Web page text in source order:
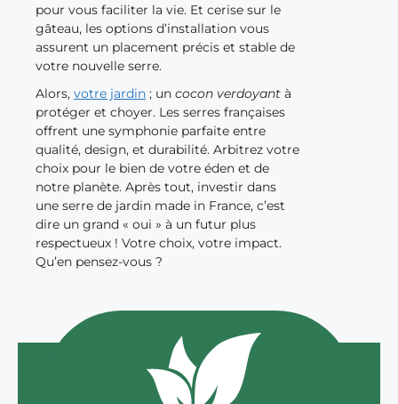
pour vous faciliter la vie. Et cerise sur le
gâteau, les options d’installation vous
assurent un placement précis et stable de
votre nouvelle serre.
Alors, votre jardin ; un cocon verdoyant à
protéger et choyer. Les serres françaises
offrent une symphonie parfaite entre
qualité, design, et durabilité. Arbitrez votre
choix pour le bien de votre éden et de
notre planète. Après tout, investir dans
une serre de jardin made in France, c’est
dire un grand « oui » à un futur plus
respectueux ! Votre choix, votre impact.
Qu’en pensez-vous ?